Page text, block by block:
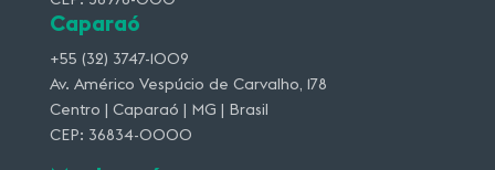
Caparaó
+55 (32) 3747-1009
Av. Américo Vespúcio de Carvalho, 178
Centro | Caparaó | MG | Brasil
CEP: 36834-0000